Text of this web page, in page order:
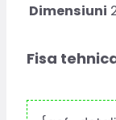
Dimensiuni
Fisa